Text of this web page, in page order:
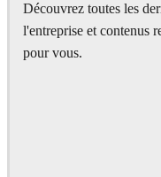
Découvrez toutes les
l'entreprise et contenus
pour vous.